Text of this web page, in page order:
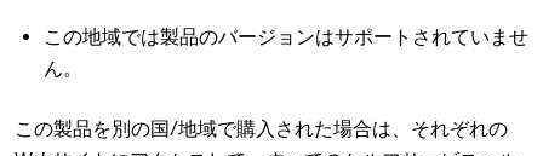
この地域では製品のバージョンはサポートされていませ
ん。
この製品を別の国/地域で購入された場合は、それぞれの